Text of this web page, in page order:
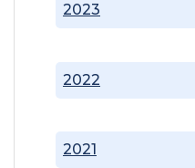
2021
2022
2023